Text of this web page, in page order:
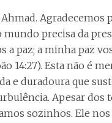
Agradecemos
mundo precisa da
a paz; a minha paz
14:27). Esta não é
e duradoura que
Apesar dos
sozinhos. Ele